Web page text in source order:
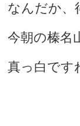
なんだか、
今朝の榛名
真っ白です